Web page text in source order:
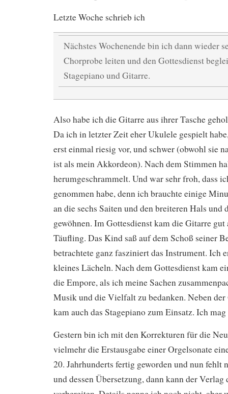
Letzte Woche schrieb ich
Nächstes Wochenende bin ich dann wieder
Chorprobe leiten und den Gottesdienst
Stagepiano und Gitarre.
Also habe ich die Gitarre aus ihrer Tasche
Da ich in letzter Zeit eher Ukulele gespielt
erst einmal riesig vor, und schwer (obwohl sie
ist als mein Akkordeon). Nach dem Stimmen
herumgeschrammelt. Und war sehr froh, dass
genommen habe, denn ich brauchte einige
an die sechs Saiten und den breiteren Hals und
gewöhnen. Im Gottesdienst kam die Gitarre
Täufling. Das Kind saß auf dem Schoß seiner
betrachtete ganz fasziniert das Instrument. Ich
kleines Lächeln. Nach dem Gottesdienst kam
die Empore, als ich meine Sachen
Musik und die Vielfalt zu bedanken. Neben
kam auch das Stagepiano zum Einsatz. Ich
Gestern bin ich mit den Korrekturen für die
vielmehr die Erstausgabe einer Orgelsonate
20. Jahrhunderts fertig geworden und nun fehlt
und dessen Übersetzung, dann kann der